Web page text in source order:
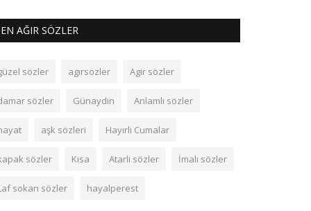
EN AĞIR SÖZLER
sözler agırsozler Agir sözler
sözler Günaydin Anlamlı sözler
aşk sözleri Hayırlı Cumalar
sözler Kısa Atarli sözler İmalı sözler
sokan sözler hayalperest